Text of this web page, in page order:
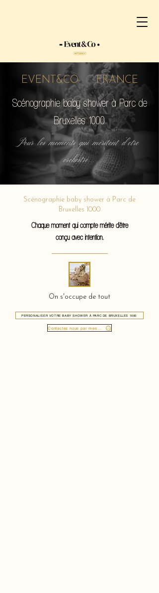
EVENT&CO FRANCE
Scénographie baby shower à Parc de
Bruxelles 1000
Pour les moments qui méritent d'etre
orchestré...
Scénographie baby shower à Parc de
Bruxelles 1000
Chaque moment qui compte mérite d'être
conçu avec intention.
On s'occupe de tout
PERSONALISER VOTRE BABY SHOWER À PARC DE BRUXELLES 1000